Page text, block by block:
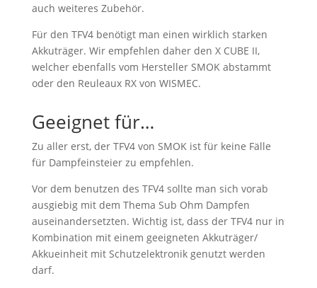
auch weiteres Zubehör.
Für den TFV4 benötigt man einen wirklich starken
Akkuträger. Wir empfehlen daher den X CUBE II,
welcher ebenfalls vom Hersteller SMOK abstammt
oder den Reuleaux RX von WISMEC.
Geeignet für…
Zu aller erst, der TFV4 von SMOK ist für keine Fälle
für Dampfeinsteier zu empfehlen.
Vor dem benutzen des TFV4 sollte man sich vorab
ausgiebig mit dem Thema Sub Ohm Dampfen
auseinandersetzten. Wichtig ist, dass der TFV4 nur in
Kombination mit einem geeigneten Akkuträger/
Akkueinheit mit Schutzelektronik genutzt werden
darf.